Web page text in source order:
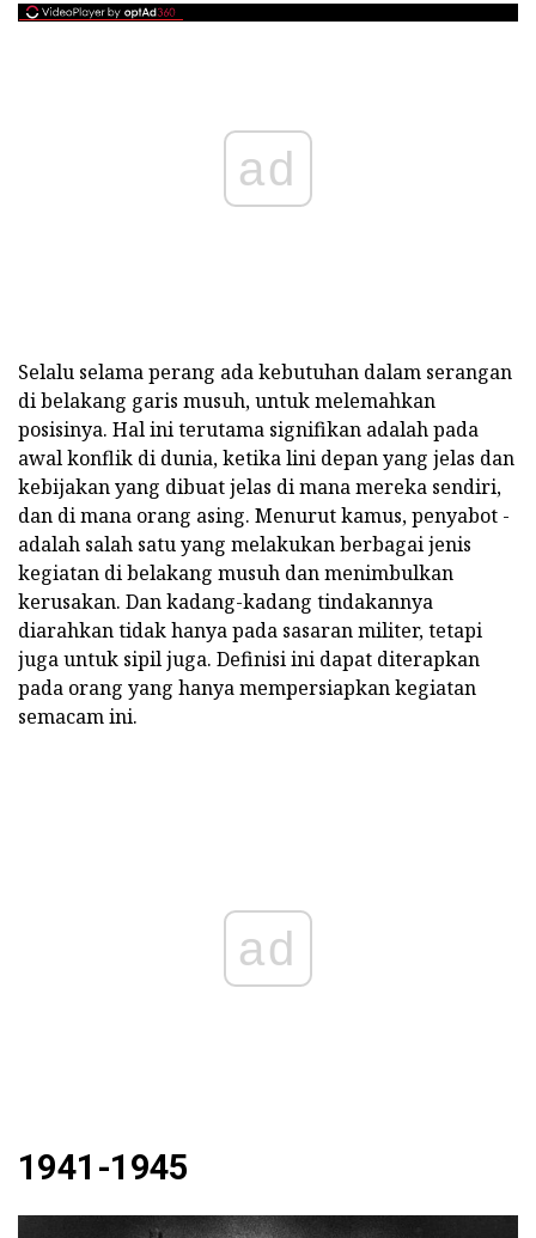
ad
Selalu selama perang ada kebutuhan dalam serangan
di belakang garis musuh, untuk melemahkan
posisinya. Hal ini terutama signifikan adalah pada
awal konflik di dunia, ketika lini depan yang jelas dan
kebijakan yang dibuat jelas di mana mereka sendiri,
dan di mana orang asing. Menurut kamus, penyabot -
adalah salah satu yang melakukan berbagai jenis
kegiatan di belakang musuh dan menimbulkan
kerusakan. Dan kadang-kadang tindakannya
diarahkan tidak hanya pada sasaran militer, tetapi
juga untuk sipil juga. Definisi ini dapat diterapkan
pada orang yang hanya mempersiapkan kegiatan
semacam ini.
ad
1941-1945